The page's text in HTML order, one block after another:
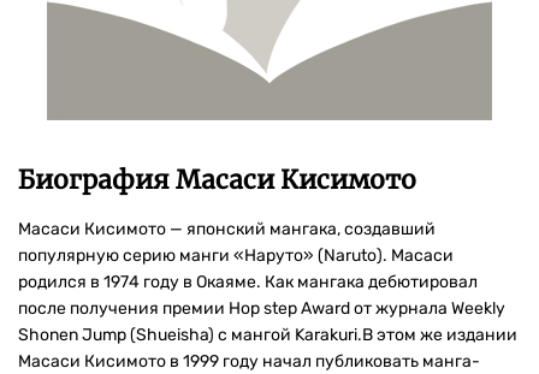
Биография Масаси Кисимото
Масаси Кисимото — японский мангака, создавший
популярную серию манги «Наруто» (Naruto). Масаси
родился в 1974 году в Окаяме. Как мангака дебютировал
после получения премии Hop step Award от журнала Weekly
Shonen Jump (Shueisha) с мангой Karakuri.В этом же издании
Масаси Кисимото в 1999 году начал публиковать манга-